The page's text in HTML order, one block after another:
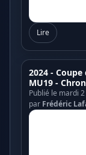
Lire
2024 - Coupe
MU19 -
Publié le mardi
par Frédéric